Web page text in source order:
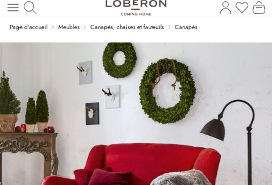
Revenir au contenu principal
Vous
Page d'accueil Meubles Canapés, chaises et fauteuils Canapés